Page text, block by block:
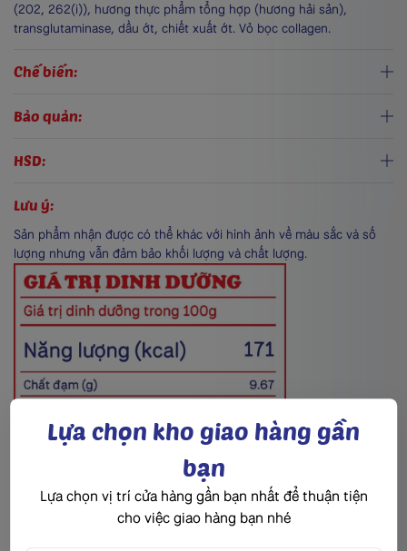
(202, 262(i)), hương thực phẩm tổng hợp (hương hải sản),
transglutaminase, dầu ớt, chiết xuất ớt. Vỏ bọc collagen.
Chế biến:
Bảo quản:
HSD:
Lưu ý:
Sản phẩm nhận được có thể khác với hình ảnh về màu sắc và số
lượng nhưng vẫn đảm bảo khối lượng và chất lượng.
Lựa chọn kho giao hàng gần
bạn
Lựa chọn vị trí cửa hàng gần bạn nhất để thuận tiện
cho việc giao hàng bạn nhé